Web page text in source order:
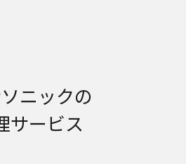
説明書を補足する操作ガイドなど
されていることがありますが、本
はそれらの印刷物は公開しており
ニックの
サービス